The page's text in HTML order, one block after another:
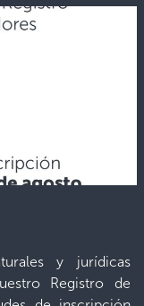
y jurídicas
Registro de